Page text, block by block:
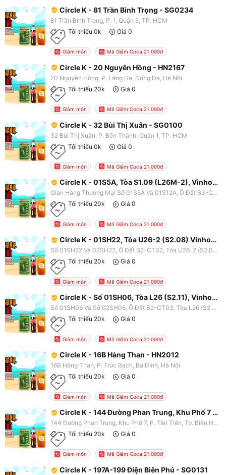
Circle K - 81 Trần Bình Trọng - SG0234
81 Trần Bình Trọng, P. 1, Quận 5, TP. HCM
Tối thiểu 0k
Giá 0
Giảm món Mã Giảm Coca 21.000đ
Circle K - 20 Nguyên Hồng - HN2167
20 Nguyên Hồng, P. Láng Hạ, Đống Đa, Hà Nội
Tối thiểu 20k
Giá 0
Giảm món Mã Giảm Coca 21.000đ
Circle K - 32 Bùi Thị Xuân - SG0100
32 Bùi Thị Xuân, P. Bến Thành, Quận 1, TP. HCM
Tối thiểu 0k
Giá 0
Giảm món Mã Giảm Coca 21.000đ
Circle K - 01S5A, Tòa S1.09 (L26M-2), Vinhomes Ocean Park - HN2239
Gian Hàng Thương Mại Số 01S5A Và 01S12A, Ô Đất B3-CT04, Tòa S1.09 (L26M-2), Dự Án Khu Đô Thị Gia Lâm - Vinhomes Ocean Park, X. Đa Tốn, Gia Lâm, Hà Nội
Tối thiểu 20k
Giá 0
Giảm món Mã Giảm Coca 21.000đ
Circle K - 01SH22, Tòa U26-2 (S2.08) Vinhomes Ocean Park - HN2200
Số 01SH22 Và 02SH22, Ô Đất B2-CT02, Tòa U26-2 (S2.08) Dự Án Khu Đô Thị Gia Lâm - Vinhomes Ocean Park, X. Đa Tốn, Gia Lâm, Hà Nội
Tối thiểu 20k
Giá 0
Giảm món Mã Giảm Coca 21.000đ
Circle K - Số 01SH06, Tòa L26 (S2.11), Vinhomes Ocean Park - HN2202
Số 01SH06 Và Số 02SH06, Ô Đất B2-CT03, Tòa L26 (S2.11), Dự Án Khu Đô Thị Gia Lâm - Vinhomes Ocean Park, X. Đa Tốn, Gia Lâm, Hà Nội
Tối thiểu 20k
Giá 0
Giảm món Mã Giảm Coca 21.000đ
Circle K - 16B Hàng Than - HN2012
16B Hàng Than, P. Trúc Bạch, Ba Đình, Hà Nội
Tối thiểu 20k
Giá 0
Giảm món Mã Giảm Coca 21.000đ
Circle K - 144 Đường Phan Trung, Khu Phố 7 - BD7007
144 Đường Phan Trung, Khu Phố 7, P. Tân Tiến, Tp. Biên Hòa, Đồng Nai
Tối thiểu 20k
Giá 0
Giảm món Mã Giảm Coca 21.000đ
Circle K - 197A-199 Điện Biên Phủ - SG0131